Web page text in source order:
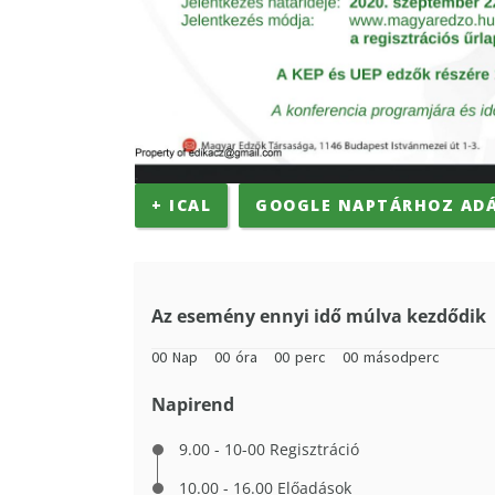
+ ICAL GOOGLE NAPTÁRHOZ
Az esemény ennyi idő múlva kezdődik
00 Nap 00 óra 00 perc 00 másodperc
Napirend
9.00 - 10-00 Regisztráció
10.00 - 16.00 Előadások